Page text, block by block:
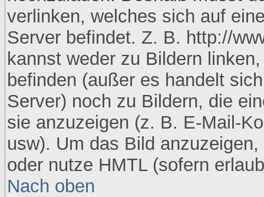
verlinken, welches sich auf
Server befindet. Z. B. http://
kannst weder zu Bildern
befinden (außer es handelt
Server) noch zu Bildern, die
sie anzuzeigen (z. B. E-Mail-
usw). Um das Bild
oder nutze HMTL (sofern
Nach oben